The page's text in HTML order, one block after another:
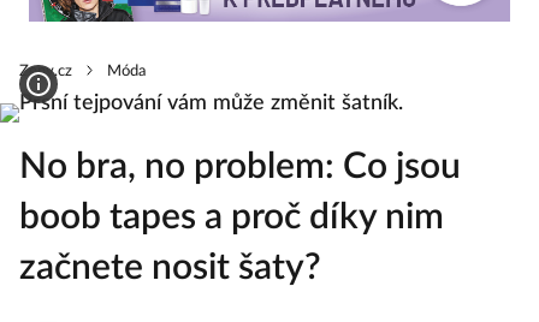
Zeny.cz Móda
No bra, no problem: Co jsou
boob tapes a proč díky nim
začnete nosit šaty?